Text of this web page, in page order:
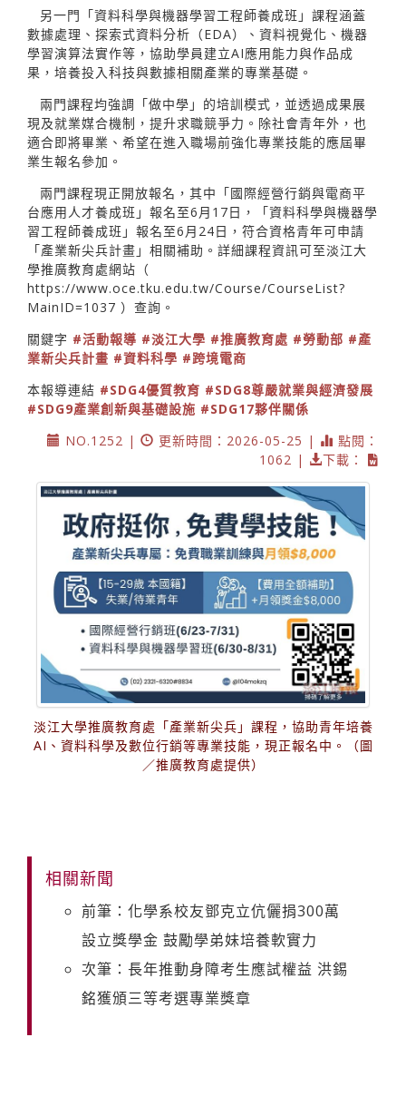
另一門「資料科學與機器學習工程師養成班」課程涵蓋
數據處理、探索式資料分析（EDA）、資料視覺化、機器
學習演算法實作等，協助學員建立AI應用能力與作品成
果，培養投入科技與數據相關產業的專業基礎。
兩門課程均強調「做中學」的培訓模式，並透過成果展
現及就業媒合機制，提升求職競爭力。除社會青年外，也
適合即將畢業、希望在進入職場前強化專業技能的應屆畢
業生報名參加。
兩門課程現正開放報名，其中「國際經營行銷與電商平
台應用人才養成班」報名至6月17日，「資料科學與機器學
習工程師養成班」報名至6月24日，符合資格青年可申請
「產業新尖兵計畫」相關補助。詳細課程資訊可至淡江大
學推廣教育處網站（
https://www.oce.tku.edu.tw/Course/CourseList?
MainID=1037 ）查詢。
關鍵字 #活動報導 #淡江大學 #推廣教育處 #勞動部 #產
業新尖兵計畫 #資料科學 #跨境電商
本報導連結 #SDG4優質教育 #SDG8尊嚴就業與經濟發展
#SDG9產業創新與基礎設施 #SDG17夥伴關係
NO.1252 |
更新時間：2026-05-25 |
點閱：
1062 |
下載：
淡江大學推廣教育處「產業新尖兵」課程，協助青年培養
AI、資料科學及數位行銷等專業技能，現正報名中。（圖
／推廣教育處提供）
相關新聞
前筆：化學系校友鄧克立伉儷捐300萬
設立獎學金 鼓勵學弟妹培養軟實力
次筆：長年推動身障考生應試權益 洪錫
銘獲頒三等考選專業獎章